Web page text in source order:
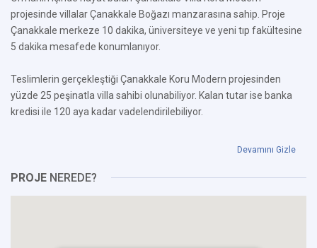
projesinde villalar Çanakkale Boğazı manzarasına sahip. Proje
Çanakkale merkeze 10 dakika, üniversiteye ve yeni tıp fakültesine
5 dakika mesafede konumlanıyor.
Teslimlerin gerçekleştiği Çanakkale Koru Modern projesinden
yüzde 25 peşinatla villa sahibi olunabiliyor. Kalan tutar ise banka
kredisi ile 120 aya kadar vadelendirilebiliyor.
Devamını Gizle
PROJE NEREDE?